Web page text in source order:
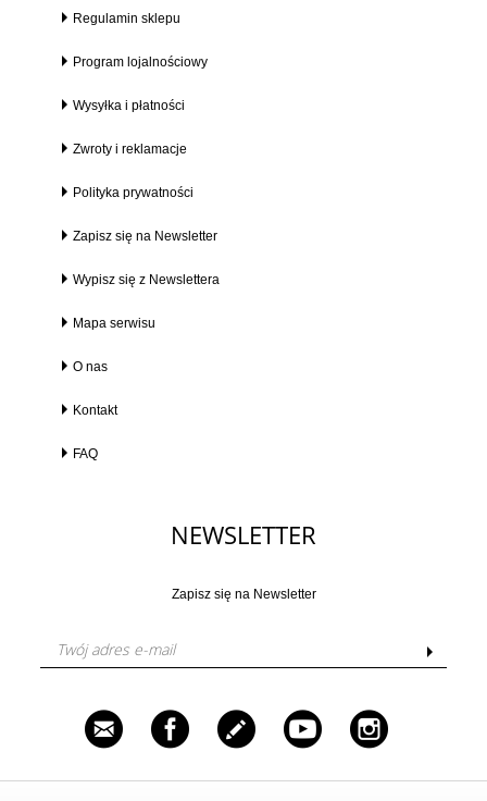
Regulamin sklepu
Program lojalnościowy
Wysyłka i płatności
Zwroty i reklamacje
Polityka prywatności
Zapisz się na Newsletter
Wypisz się z Newslettera
Mapa serwisu
O nas
Kontakt
FAQ
NEWSLETTER
Zapisz się na Newsletter